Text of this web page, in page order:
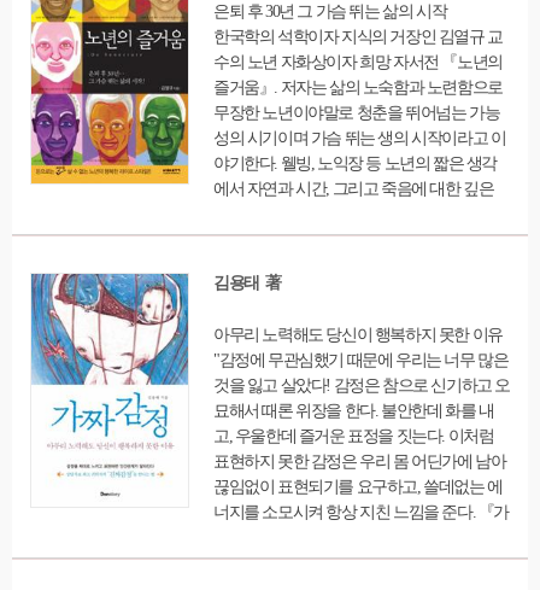
랫동안 알고 지낸 심리상담가와 이야기를 하
는 듯한 재미를 더한다. 이를 통해 독자들이
스스로를 너그럽고 관대하게 대할 수 있도록
이끌어준다.
다고 주장한다. 다양한 사례를 통해 부부살이
의 문제와 해법을 찾아보고 있다.
은퇴 후 30년 그 가슴 뛰는 삶의 시작
한국학의 석학이자 지식의 거장인 김열규 교
수의 노년 자화상이자 희망 자서전 『노년의
즐거움』. 저자는 삶의 노숙함과 노련함으로
무장한 노년이야말로 청춘을 뛰어넘는 가능
성의 시기이며 가슴 뛰는 생의 시작이라고 이
야기한다. 웰빙, 노익장 등 노년의 짧은 생각
에서 자연과 시간, 그리고 죽음에 대한 깊은
로운 삶을 사는 이들에게 희망찬 메세지를 전
굴을 하고 있을까? 노년의 삶은 지성과 정신
원숙해지고 지식이 완숙해지는 노년이야말
로 인생 최고의 황금기이며 노익장을 과시할
수 있는 황홀한 시기이다. 노년이란 생의 마무
리가 아닌 새로운 시작이고, 불안과 우울이 아
닌 희망으로 삶의 방향을 바꾸어야 한다. 한
평생을 90년이라 한다면, 3분의 1인 노년의 시
기에 가장 중요한 것은 교양을 쌓으며 정신과
마음을 다스리는 것이다. 노년에는 '삶이 완벽
김용태 著
아무리 노력해도 당신이 행복하지 못한 이유
"감정에 무관심했기 때문에 우리는 너무 많은
것을 잃고 살았다! 감정은 참으로 신기하고 오
묘해서 때론 위장을 한다. 불안한데 화를 내
고, 우울한데 즐거운 표정을 짓는다. 이처럼
표현하지 못한 감정은 우리 몸 어딘가에 남아
끊임없이 표현되기를 요구하고, 쓸데없는 에
너지를 소모시켜 항상 지친 느낌을 준다. 『가
왜 중요한지, 어떻게 감정조절을 할 것인지를